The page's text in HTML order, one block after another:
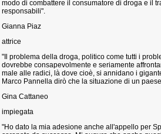
modo di combattere il consumatore di droga e il
responsabili".
Gianna Piaz
attrice
"Il problema della droga, politico come tutti i
dovrebbe consapevolmente e seriamente
male alle radici, là dove cioè, si annidano i
Marco Pannella dirò che la situazione di un
Gina Cattaneo
impiegata
"Ho dato la mia adesione anche all'appello per